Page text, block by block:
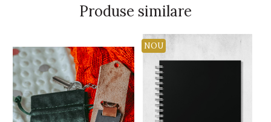
Produse similare
NOU